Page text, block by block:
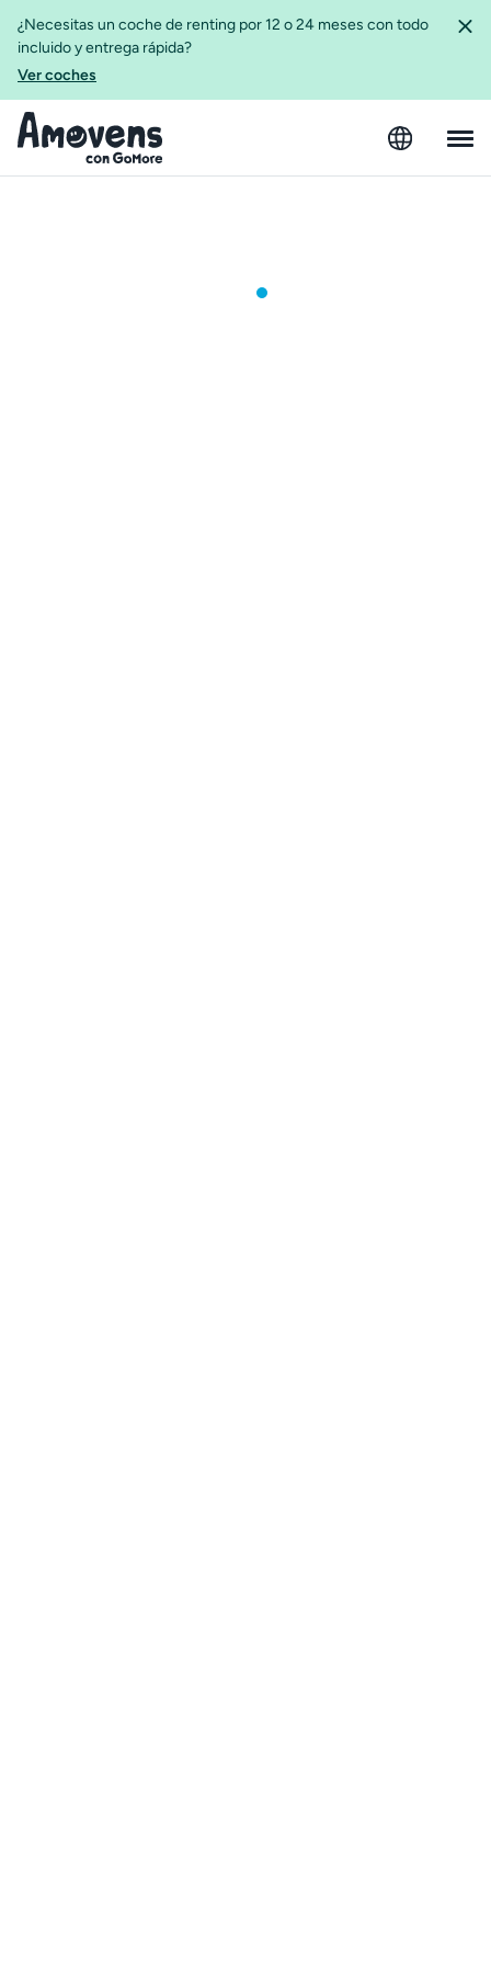
¿Necesitas un coche de renting por 12 o 24 meses con todo
incluido y entrega rápida?
Ver coches